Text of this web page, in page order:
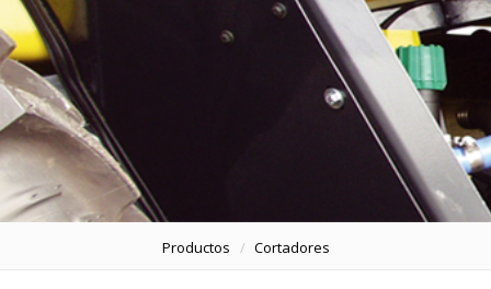
Productos Cortadores